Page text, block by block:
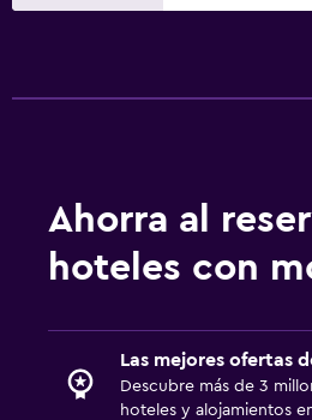
Acceso con tarjeta
Recepción 24 horas
Ideal para familias
Cuna/cama nido disponibles
Comidas para niños
Ahorra al
hoteles con
Las mejores ofertas
Descubre más de 3
hoteles y alojamientos